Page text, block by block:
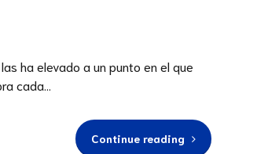
ha elevado a un punto en el que
cada...
Continue reading